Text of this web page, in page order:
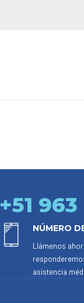
+51
NÚMERO
Llámenos
asistencia